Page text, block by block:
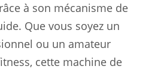
à son mécanisme de
Que vous soyez un
ou un amateur
cette machine de